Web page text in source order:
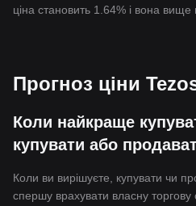
ціна становить 1.64% і вона вище
Прогноз ціни
Коли найкраще
купувати або
Коли ви вирішуєте, купувати чи
спершу врахувати власну торгову